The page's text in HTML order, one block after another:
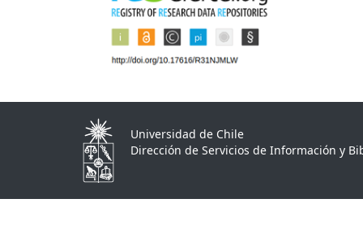
Universidad de Chile
Dirección de Servicios de Información y